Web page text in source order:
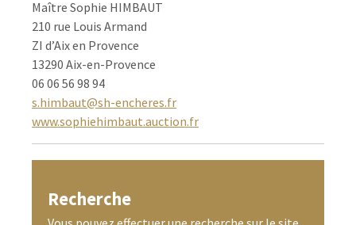
Maître Sophie HIMBAUT
210 rue Louis Armand
ZI d’Aix en Provence
13290 Aix-en-Provence
06 06 56 98 94
s.himbaut@sh-encheres.fr
www.sophiehimbaut.auction.fr
Recherche